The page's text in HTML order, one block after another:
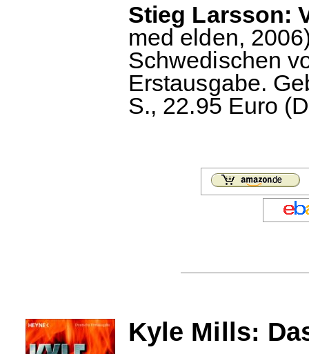
Stieg Larsson:
med elden,
Schwedischen
Erstausgabe.
S., 22.95 Euro
Kyle Mills: